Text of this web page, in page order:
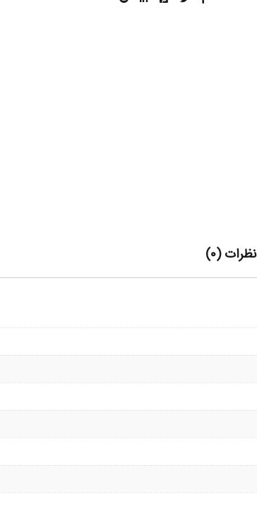
نظرات (0)